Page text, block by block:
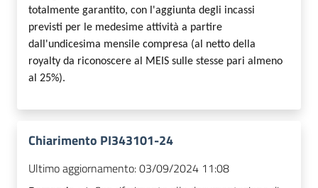
totalmente garantito, con l'aggiunta degli incassi
previsti per le medesime attività a partire
dall'undicesima mensile compresa (al netto della
royalty da riconoscere al MEIS sulle stesse pari almeno
al 25%).
Chiarimento PI343101-24
Ultimo aggiornamento:03/09/2024 11:08